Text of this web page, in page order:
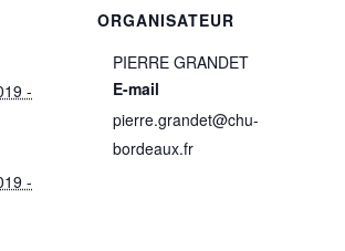
-
-
ORGANISATEUR
PIERRE GRANDET
E-mail
pierre.grandet@chu-
bordeaux.fr